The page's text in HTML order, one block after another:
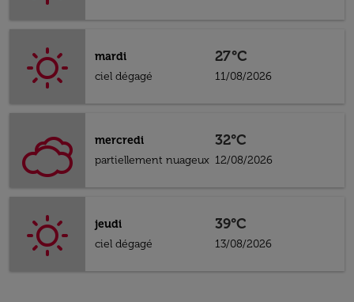
mardi
ciel dégagé
27°C
11/08/2026
mercredi
partiellement nuageux
32°C
12/08/2026
jeudi
ciel dégagé
39°C
13/08/2026